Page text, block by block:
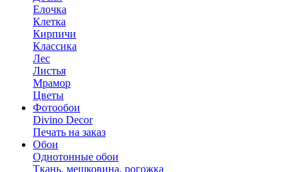
Елочка
Клетка
Кирпичи
Классика
Лес
Листья
Мрамор
Цветы
Фотообои
Divino Decor
Печать на заказ
Обои
Однотонные обои
Ткань, мешковина, рогожка